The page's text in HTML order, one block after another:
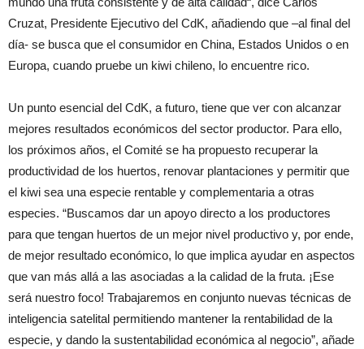
Cruzat, Presidente Ejecutivo del CdK, añadiendo que –al final del
día- se busca que el consumidor en China, Estados Unidos o en
Europa, cuando pruebe un kiwi chileno, lo encuentre rico.
Un punto esencial del CdK, a futuro, tiene que ver con alcanzar
mejores resultados económicos del sector productor. Para ello,
los próximos años, el Comité se ha propuesto recuperar la
productividad de los huertos, renovar plantaciones y permitir que
el kiwi sea una especie rentable y complementaria a otras
especies. “Buscamos dar un apoyo directo a los productores
para que tengan huertos de un mejor nivel productivo y, por ende,
de mejor resultado económico, lo que implica ayudar en aspectos
que van más allá a las asociadas a la calidad de la fruta. ¡Ese
será nuestro foco! Trabajaremos en conjunto nuevas técnicas de
inteligencia satelital permitiendo mantener la rentabilidad de la
especie, y dando la sustentabilidad económica al negocio”, añade